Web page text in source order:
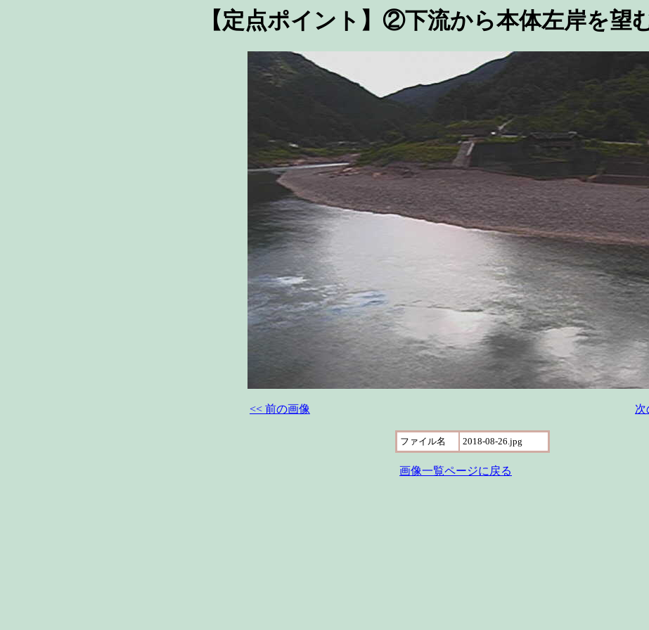
【定点ポイント】②下流から本体左岸を望
<< 前の画像 次
ファイル名 2018-08-26.jpg
画像一覧ページに戻る